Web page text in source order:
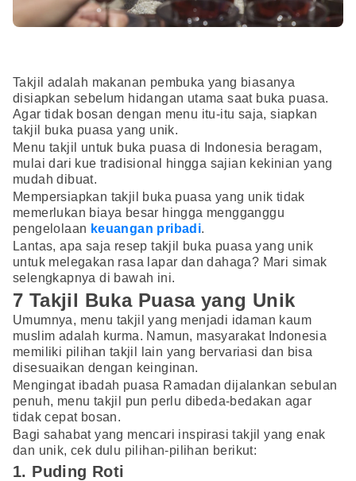
Takjil adalah makanan pembuka yang biasanya
disiapkan sebelum hidangan utama saat buka puasa.
Agar tidak bosan dengan menu itu-itu saja, siapkan
takjil buka puasa yang unik.
Menu takjil untuk buka puasa di Indonesia beragam,
mulai dari kue tradisional hingga sajian kekinian yang
mudah dibuat.
Mempersiapkan takjil buka puasa yang unik tidak
memerlukan biaya besar hingga mengganggu
pengelolaan keuangan pribadi.
Lantas, apa saja resep takjil buka puasa yang unik
untuk melegakan rasa lapar dan dahaga? Mari simak
selengkapnya di bawah ini.
7 Takjil Buka Puasa yang Unik
Umumnya, menu takjil yang menjadi idaman kaum
muslim adalah kurma. Namun, masyarakat Indonesia
memiliki pilihan takjil lain yang bervariasi dan bisa
disesuaikan dengan keinginan.
Mengingat ibadah puasa Ramadan dijalankan sebulan
penuh, menu takjil pun perlu dibeda-bedakan agar
tidak cepat bosan.
Bagi sahabat yang mencari inspirasi takjil yang enak
dan unik, cek dulu pilihan-pilihan berikut:
1. Puding Roti